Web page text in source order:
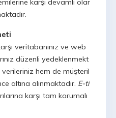
karşı devamlı olar
veritabanınız ve web
düzenli yedeklenmekt
verileriniz hem de müşteril
altına alınmaktadır. E-ti
karşı tam korumalı